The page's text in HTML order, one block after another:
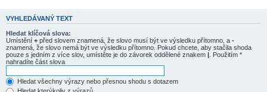
VYHLEDÁVANÝ TEXT
Hledat klíčová slova:
Umístění + před slovem znamená, že slovo musí být ve výsledku přítomno, a -
znamená, že slovo nemá být ve výsledku přítomno. Pokud chcete, aby stačila shoda
pouze s jedním z více slov, umístěte je do závorek oddělené znakem | . Použitím *
nahradíte část slova
Hledat všechny výrazy nebo přesnou shodu s dotazem